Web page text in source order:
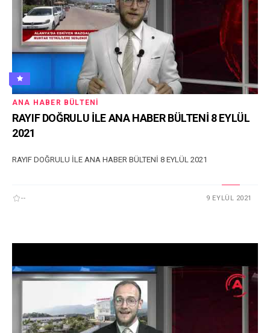
ANA HABER BÜLTENI
RAYIF DOĞRULU İLE ANA HABER BÜLTENİ 8 EYLÜL
2021
RAYIF DOĞRULU İLE ANA HABER BÜLTENİ 8 EYLÜL 2021
-- 9 EYLÜL 2021